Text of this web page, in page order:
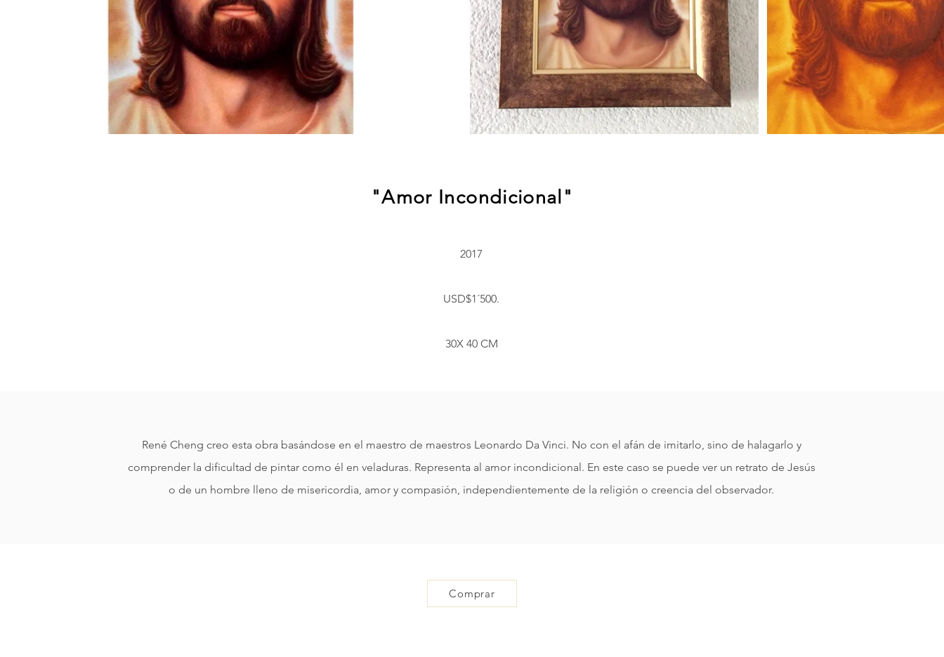
"Amor Incondicional"
2017
USD$1´500.
30X 40 CM
René Cheng creo esta obra basándose en el maestro de maestros Leonardo Da Vinci. No con el afán de imitarlo, sino de halagarlo y
comprender la dificultad de pintar como él en veladuras. Representa al amor incondicional. En este caso se puede ver un retrato de Jesús
o de un hombre lleno de misericordia, amor y compasión, independientemente de la religión o creencia del observador.
Comprar